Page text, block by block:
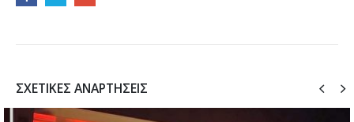
ΣΧΕΤΙΚΈΣ ΑΝΑΡΤΉΣΕΙΣ